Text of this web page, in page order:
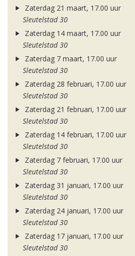
Zaterdag 21 maart, 17.00 uur
Sleutelstad 30
Zaterdag 14 maart, 17.00 uur
Sleutelstad 30
Zaterdag 7 maart, 17.00 uur
Sleutelstad 30
Zaterdag 28 februari, 17.00 uur
Sleutelstad 30
Zaterdag 21 februari, 17.00 uur
Sleutelstad 30
Zaterdag 14 februari, 17.00 uur
Sleutelstad 30
Zaterdag 7 februari, 17.00 uur
Sleutelstad 30
Zaterdag 31 januari, 17.00 uur
Sleutelstad 30
Zaterdag 24 januari, 17.00 uur
Sleutelstad 30
Zaterdag 17 januari, 17.00 uur
Sleutelstad 30